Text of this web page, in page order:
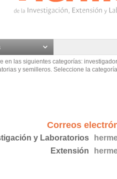
en las siguientes categorías:
y semilleros. Seleccione la
Correos
y Laboratorios
Extensión